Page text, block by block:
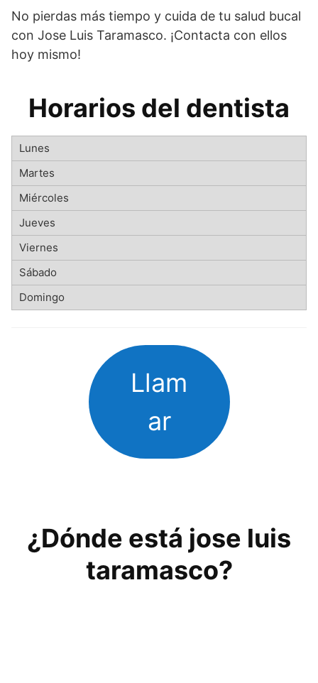
No pierdas más tiempo y cuida de tu salud bucal
con Jose Luis Taramasco. ¡Contacta con ellos
hoy mismo!
Horarios del dentista
Llam
ar
¿Dónde está jose luis
taramasco?